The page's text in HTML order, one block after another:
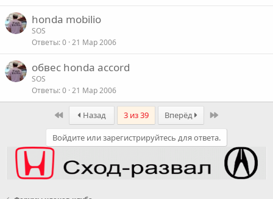
honda mobilio
SOS
Ответы 0 21 Мар 2006
обвес honda accord
SOS
Ответы 0 21 Мар 2006
First Назад 3 из 39 Вперёд Last
Войдите или зарегистрируйтесь для ответа.